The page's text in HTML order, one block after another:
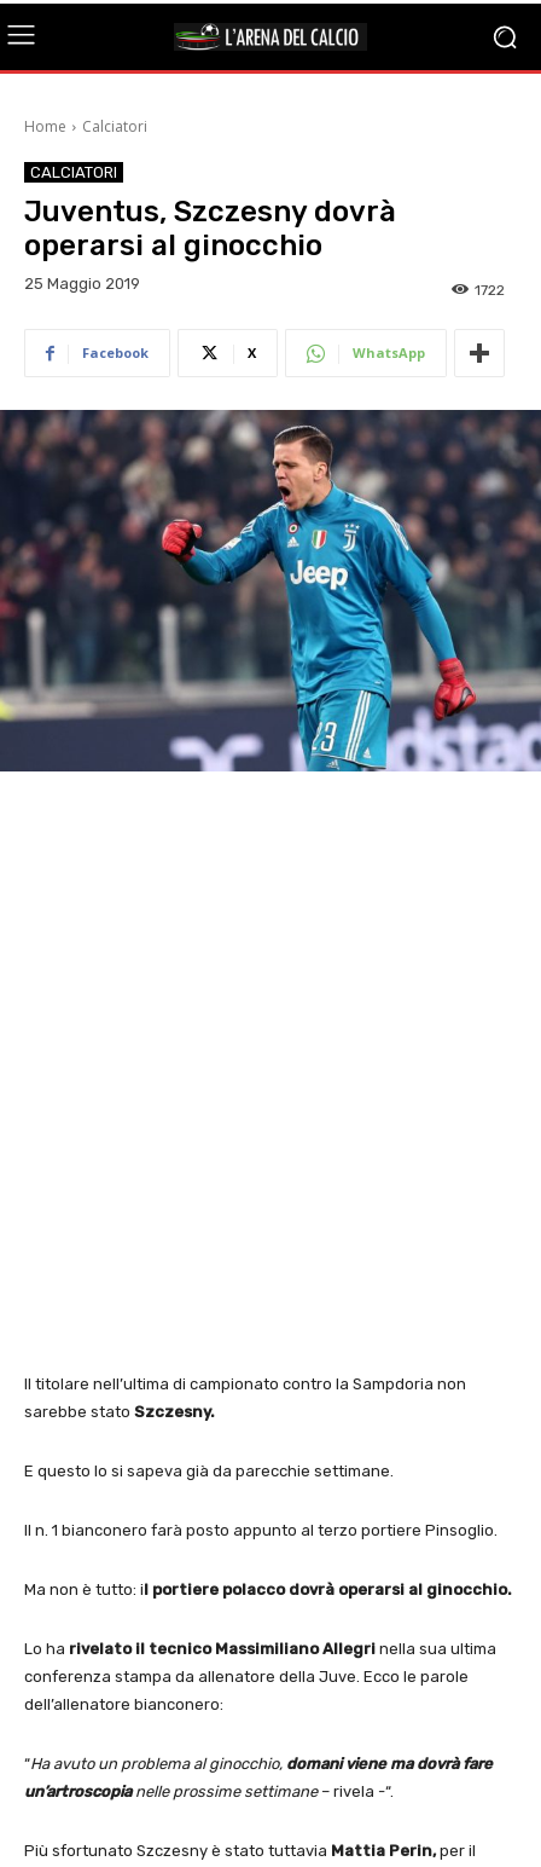
Home Calciatori
CALCIATORI
Juventus, Szczesny dovrà
operarsi al ginocchio
25 Maggio 2019 1722
Facebook X WhatsApp
Il titolare nell’ultima di campionato contro la Sampdoria non
sarebbe stato Szczesny.
E questo lo si sapeva già da parecchie settimane.
Il n. 1 bianconero farà posto appunto al terzo portiere Pinsoglio.
Ma non è tutto: il portiere polacco dovrà operarsi al ginocchio.
Lo ha rivelato il tecnico Massimiliano Allegri nella sua ultima
conferenza stampa da allenatore della Juve. Ecco le parole
dell’allenatore bianconero:
“Ha avuto un problema al ginocchio, domani viene ma dovrà fare
un’artroscopianelle prossime settimane– rivela -“.
Più sfortunato Szczesny è stato tuttavia Mattia Perin,per il